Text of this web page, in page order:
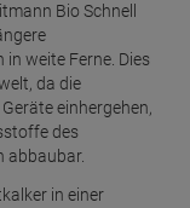
Tücher
Bio Schnell
weite Ferne. Dies
da die
einhergehen,
des
abbaubar.
in einer